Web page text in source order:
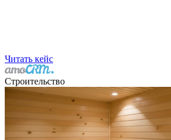
Читать кейс
Строительство